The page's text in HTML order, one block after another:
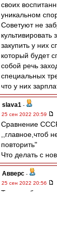
своих
уникальном
Советуют не
закупить у них
который будет
собой речь
специальных
что у них
slava1 -
25 сен 2022 20:59
Cравнение
,,главное,чтоб
повторить"
Что делать с
Авверс -
25 сен 2022 20:56
Тучки